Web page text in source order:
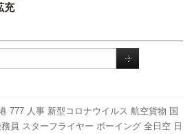
充
777 人事 新型コロナウイルス 航空貨物 国
員 スターフライヤー ボーイング 全日空 日